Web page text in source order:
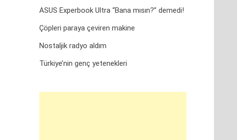
ASUS Experbook Ultra “Bana mısın?” demedi!
Çöpleri paraya çeviren makine
Nostaljik radyo aldım
Türkiye’nin genç yetenekleri